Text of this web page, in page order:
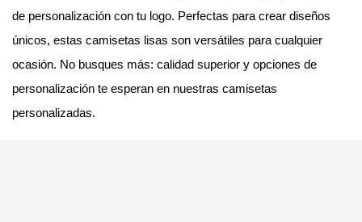
de personalización con tu logo. Perfectas para crear diseños
únicos, estas camisetas lisas son versátiles para cualquier
ocasión. No busques más: calidad superior y opciones de
personalización te esperan en nuestras camisetas
personalizadas.